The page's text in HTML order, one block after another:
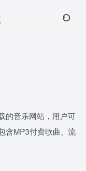
的音乐网站，用户可
含MP3付费歌曲、流